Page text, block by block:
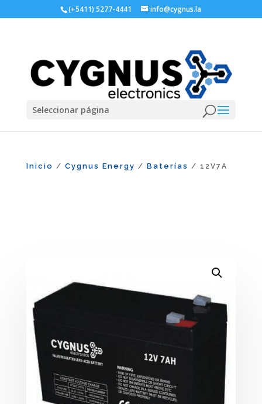
(+5411) 5277-4441 info@cygnus.la
Seleccionar página
Inicio / Cygnus Energy / Baterías / 12V7A